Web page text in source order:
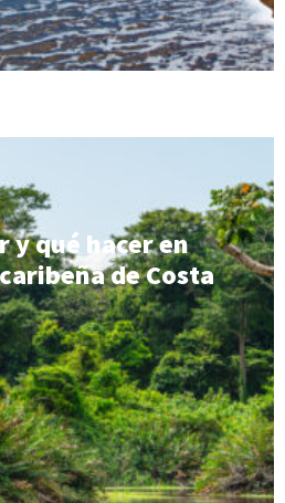
y qué hacer en
de Costa